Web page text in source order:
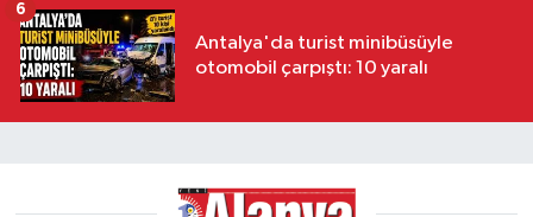
Antalya'da turist minibüsüyle
otomobil çarpıştı: 10 yaralı
6